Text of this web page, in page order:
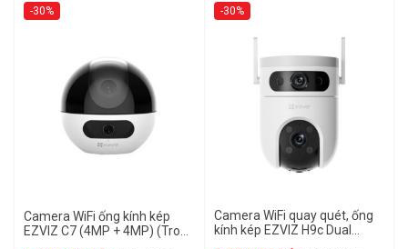
-30%
Camera WiFi ống kính kép
EZVIZ C7 (4MP + 4MP) (Trong
-30%
Camera WiFi quay quét, ống
kính kép EZVIZ H9c Dual